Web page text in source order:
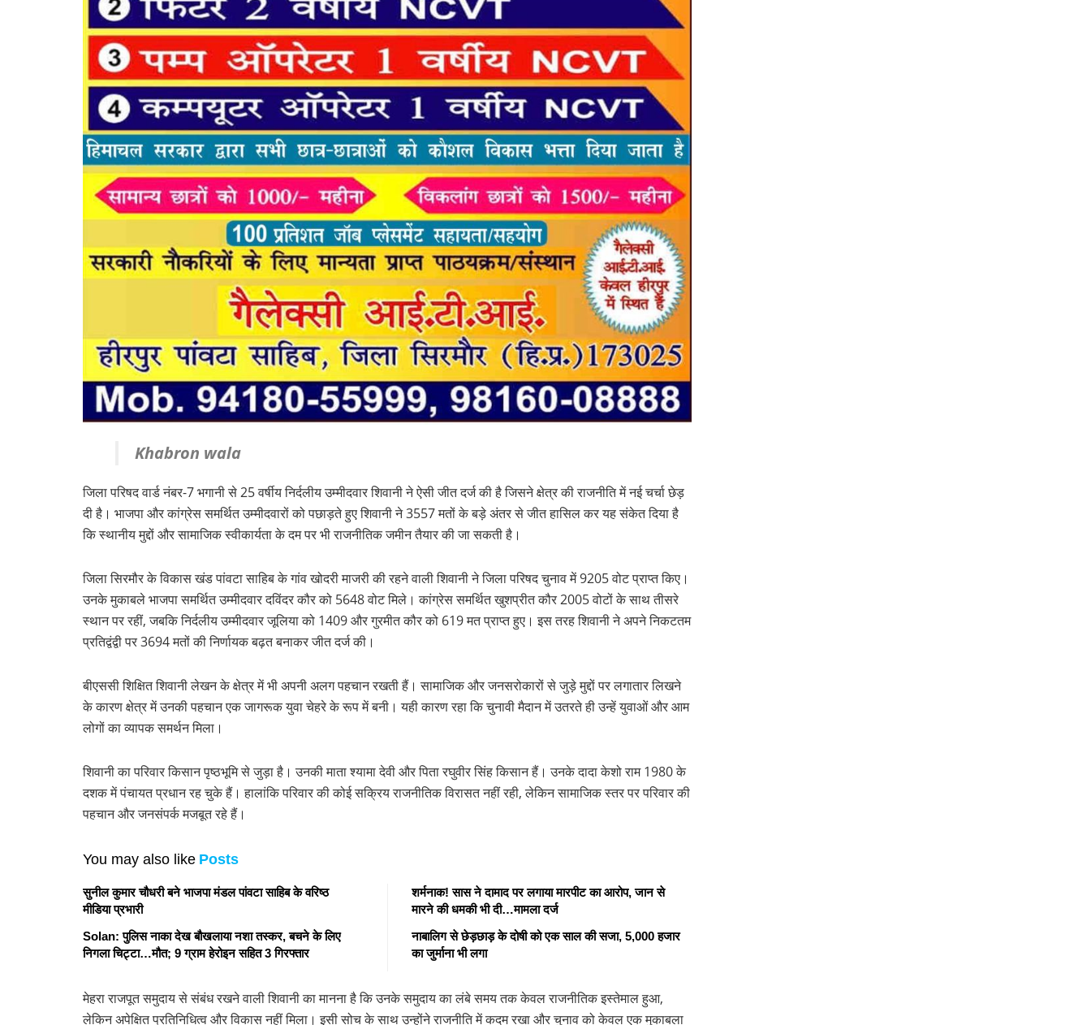
Khabron wala
जिला परिषद वार्ड नंबर-7 भगानी से 25 वर्षीय निर्दलीय उम्मीदवार शिवानी ने ऐसी जीत दर्ज की है जिसने क्षेत्र की राजनीति में नई चर्चा छेड़
दी है। भाजपा और कांग्रेस समर्थित उम्मीदवारों को पछाड़ते हुए शिवानी ने 3557 मतों के बड़े अंतर से जीत हासिल कर यह संकेत दिया है
कि स्थानीय मुद्दों और सामाजिक स्वीकार्यता के दम पर भी राजनीतिक जमीन तैयार की जा सकती है।
जिला सिरमौर के विकास खंड पांवटा साहिब के गांव खोदरी माजरी की रहने वाली शिवानी ने जिला परिषद चुनाव में 9205 वोट प्राप्त किए।
उनके मुकाबले भाजपा समर्थित उम्मीदवार दविंदर कौर को 5648 वोट मिले। कांग्रेस समर्थित खुशप्रीत कौर 2005 वोटों के साथ तीसरे
स्थान पर रहीं, जबकि निर्दलीय उम्मीदवार जूलिया को 1409 और गुरमीत कौर को 619 मत प्राप्त हुए। इस तरह शिवानी ने अपने निकटतम
प्रतिद्वंद्वी पर 3694 मतों की निर्णायक बढ़त बनाकर जीत दर्ज की।
बीएससी शिक्षित शिवानी लेखन के क्षेत्र में भी अपनी अलग पहचान रखती हैं। सामाजिक और जनसरोकारों से जुड़े मुद्दों पर लगातार लिखने
के कारण क्षेत्र में उनकी पहचान एक जागरूक युवा चेहरे के रूप में बनी। यही कारण रहा कि चुनावी मैदान में उतरते ही उन्हें युवाओं और आम
लोगों का व्यापक समर्थन मिला।
शिवानी का परिवार किसान पृष्ठभूमि से जुड़ा है। उनकी माता श्यामा देवी और पिता रघुवीर सिंह किसान हैं। उनके दादा केशो राम 1980 के
दशक में पंचायत प्रधान रह चुके हैं। हालांकि परिवार की कोई सक्रिय राजनीतिक विरासत नहीं रही, लेकिन सामाजिक स्तर पर परिवार की
पहचान और जनसंपर्क मजबूत रहे हैं।
You may also like Posts
सुनील कुमार चौधरी बने भाजपा मंडल पांवटा साहिब के वरिष्ठ
मीडिया प्रभारी
Solan: पुलिस नाका देख बौखलाया नशा तस्कर, बचने के लिए
निगला चिट्टा…मौत; 9 ग्राम हेरोइन सहित 3 गिरफ्तार
शर्मनाक! सास ने दामाद पर लगाया मारपीट का आरोप, जान से
मारने की धमकी भी दी…मामला दर्ज
नाबालिग से छेड़छाड़ के दोषी को एक साल की सजा, 5,000 हजार
का जुर्माना भी लगा
मेहरा राजपूत समुदाय से संबंध रखने वाली शिवानी का मानना है कि उनके समुदाय का लंबे समय तक केवल राजनीतिक इस्तेमाल हुआ,
लेकिन अपेक्षित प्रतिनिधित्व और विकास नहीं मिला। इसी सोच के साथ उन्होंने राजनीति में कदम रखा और चुनाव को केवल एक मुकाबला